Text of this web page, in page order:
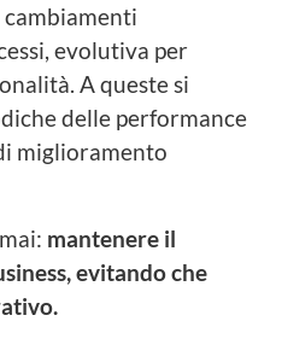
evolutiva per
A queste si
delle performance
miglioramento
mantenere il
evitando che